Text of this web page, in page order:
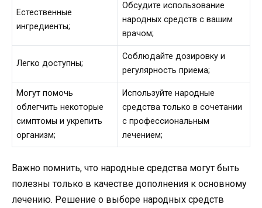
Естественные
ингредиенты;
Обсудите использование
народных средств с вашим
врачом;
Легко доступны;
Соблюдайте дозировку и
регулярность приема;
Могут помочь
облегчить некоторые
симптомы и укрепить
организм;
Используйте народные
средства только в сочетании
с профессиональным
лечением;
Важно помнить, что народные средства могут быть
полезны только в качестве дополнения к основному
лечению. Решение о выборе народных средств